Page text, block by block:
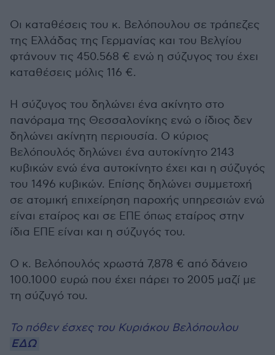
Οι καταθέσεις του κ. Βελόπουλου σε τράπεζες
της Ελλάδας της Γερμανίας και του Βελγίου
φτάνουν τις 450.568 € ενώ η σύζυγος του έχει
καταθέσεις μόλις 116 €.
Η σύζυγος του δηλώνει ένα ακίνητο στο
πανόραμα της Θεσσαλονίκης ενώ ο ίδιος δεν
δηλώνει ακίνητη περιουσία. Ο κύριος
Βελόπουλός δηλώνει ένα αυτοκίνητο 2143
κυβικών ενώ ένα αυτοκίνητο έχει και η σύζυγός
του 1496 κυβικών. Επίσης δηλώνει συμμετοχή
σε ατομική επιχείρηση παροχής υπηρεσιών ενώ
είναι εταίρος και σε ΕΠΕ όπως εταίρος στην
ίδια ΕΠΕ είναι και η σύζυγός του.
Ο κ. Βελόπουλός χρωστά 7,878 € από δάνειο
100.1000 ευρώ που έχει πάρει το 2005 μαζί με
τη σύζυγό του.
Το πόθεν έσχες του Κυριάκου Βελόπουλου
ΕΔΩ